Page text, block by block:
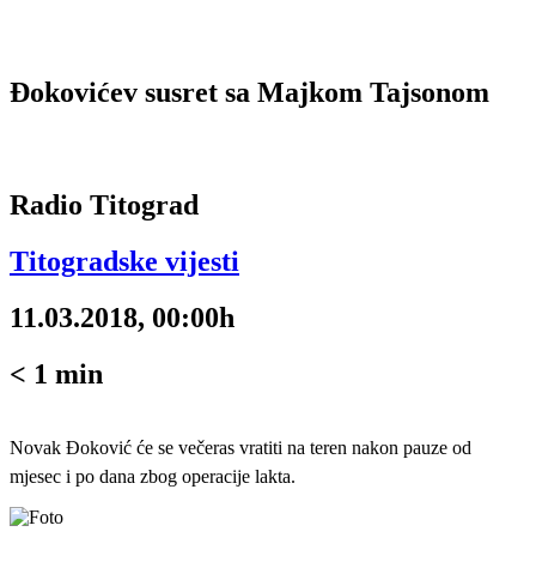
Đokovićev susret sa Majkom Tajsonom
Radio Titograd
Titogradske vijesti
11.03.2018, 00:00h
< 1 min
Novak Đoković će se večeras vratiti na teren nakon pauze od
mjesec i po dana zbog operacije lakta.